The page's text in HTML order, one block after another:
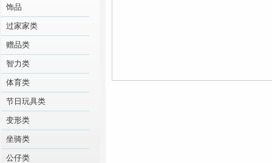
饰品
过家家类
赠品类
智力类
体育类
节日玩具类
变形类
坐骑类
公仔类